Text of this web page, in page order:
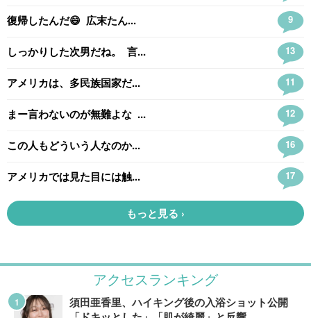
アクセスランキング
須田亜香里、ハイキング後の入浴ショット公開